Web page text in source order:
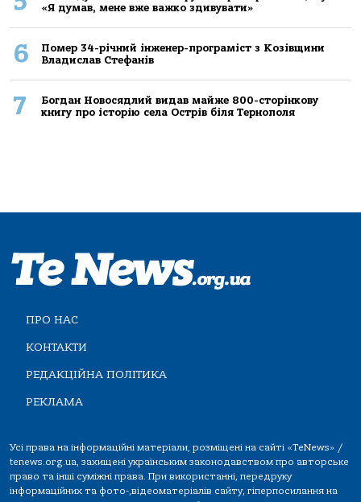
«Я думав, мене вже важко здивувати»
6
Помер 34-річний інженер-програміст з Козівщини
Владислав Стефанів
7
Богдан Новосядлий видав майже 800-сторінкову
книгу про історію села Острів біля Тернополя
ПРО НАС
КОНТАКТИ
РЕДАКЦІЙНА ПОЛІТИКА
РЕКЛАМА
Усі права на інформаційні матеріали, розміщені на сайті «TeNews» /
tenews.org.ua, захищені українським законодавством про авторське
право та інші суміжні права. При використанні, передруку
інформаційних та фото-,відеоматеріалів сайту, гіперпосилання на